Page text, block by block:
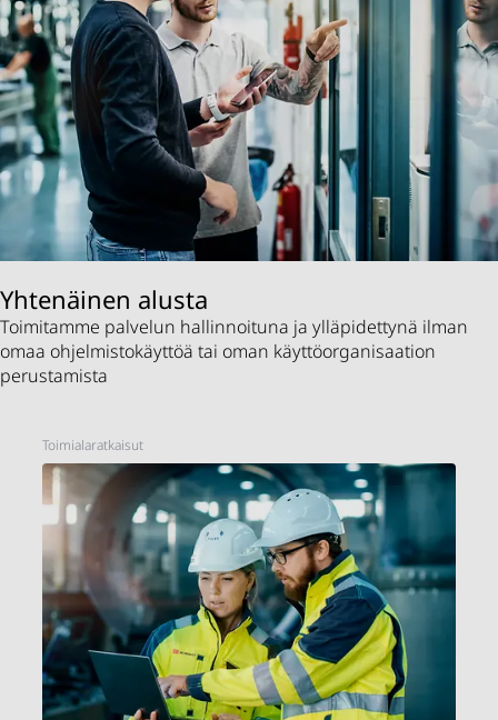
Yhtenäinen alusta
Toimitamme palvelun hallinnoituna ja ylläpidettynä ilman
omaa ohjelmistokäyttöä tai oman käyttöorganisaation
perustamista
Toimialaratkaisut